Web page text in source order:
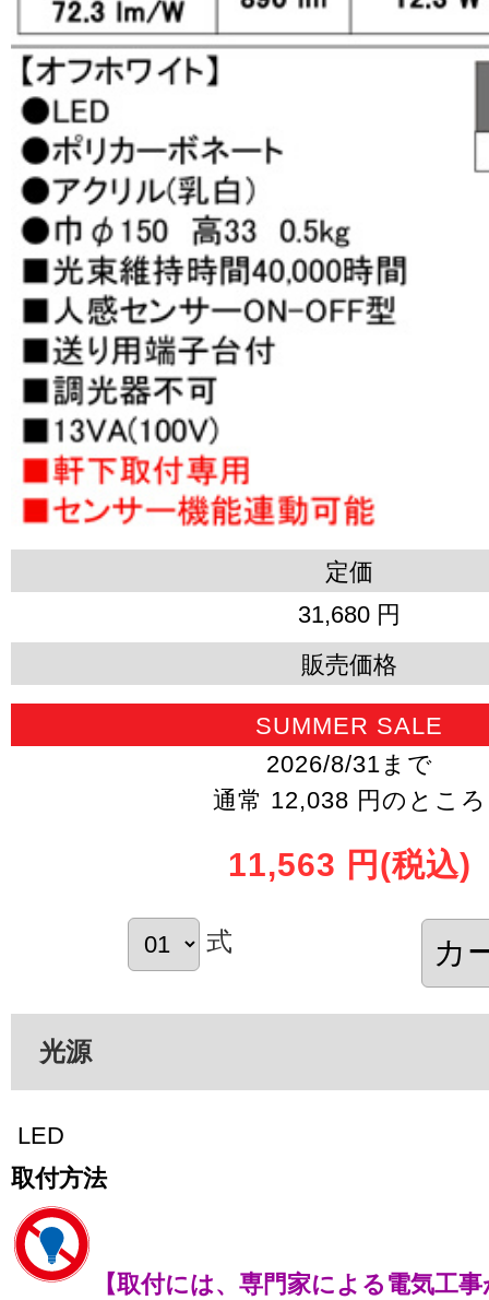
定価
31,680 円
販売価格
SUMMER SALE
2026/8/31まで
通常 12,038 円のところ
11,563 円 (税込)
式
光源
LED
取付方法
【取付には、専門家による電気工